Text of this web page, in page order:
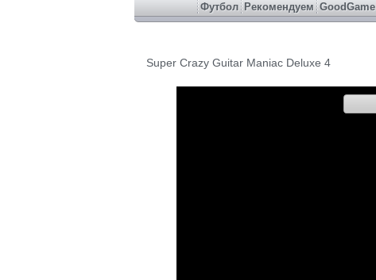
Футбол Рекомендуем GoodGame
Super Crazy Guitar Maniac Deluxe 4